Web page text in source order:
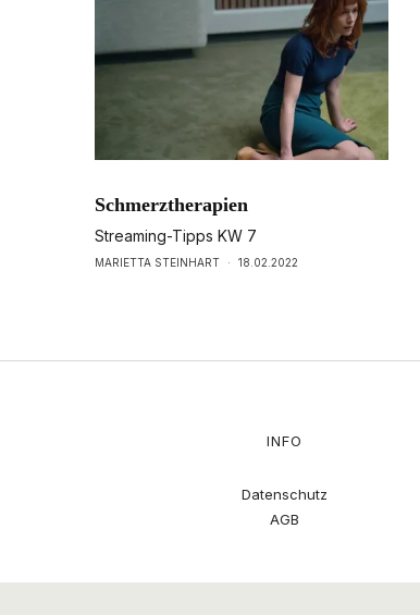
Schmerztherapien
Streaming-Tipps KW 7
MARIETTA STEINHART · 18.02.2022
INFO
Datenschutz
AGB